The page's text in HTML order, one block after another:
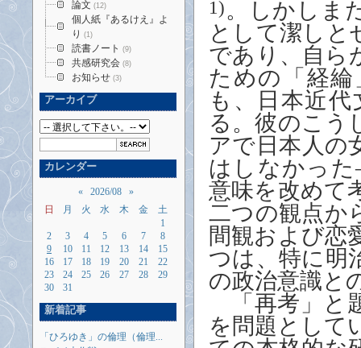
1) 。しかしま
として潔し
であり、自ら
ための「経
も、日本近
る。彼のこう
アで日本人
はしなかっ
意味を改めて
二つの観点か
間観および恋
つは、特に明
の政治意識と
「再考」と
を問題として
論文 (12)
個人紙『あるけえ』よ
り (1)
読書ノート (9)
共感研究会 (8)
お知らせ (3)
アーカイブ
カレンダー
« 2026/08
»
日
月 火 水 木 金
土
1
2
3 4 5 6 7
8
9
10 11 12 13 14
15
16
17 18 19 20 21
22
23
24 25 26 27 28
29
30
31
新着記事
「ひろゆき」の倫理（倫理...